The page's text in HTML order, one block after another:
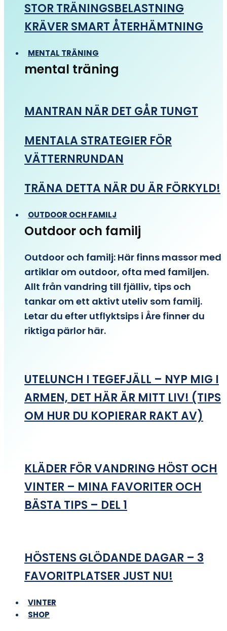
STOR TRÄNINGSBELASTNING
KRÄVER SMART ÅTERHÄMTNING
MENTAL TRÄNING
mental träning
MANTRAN NÄR DET GÅR TUNGT
MENTALA STRATEGIER FÖR
VÄTTERNRUNDAN
TRÄNA DETTA NÄR DU ÄR FÖRKYLD!
OUTDOOR OCH FAMILJ
Outdoor och familj
Outdoor och familj: Här finns massor med
artiklar om outdoor, ofta med familjen.
Allt från vandring till fjälliv, tips och
tankar om ett aktivt uteliv som familj.
Letar du efter utflyktsips i Åre finner du
riktiga pärlor här.
UTELUNCH I TEGEFJÄLL – NYP MIG I
ARMEN, DET HÄR ÄR MITT LIV! (TIPS
OM HUR DU KOPIERAR RAKT AV)
KLÄDER FÖR VANDRING HÖST OCH
VINTER – MINA FAVORITER OCH
BÄSTA TIPS – DEL 1
HÖSTENS GLÖDANDE DAGAR – 3
FAVORITPLATSER JUST NU!
VINTER
SHOP